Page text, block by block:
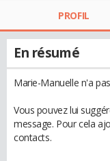
PROFIL
En résumé
Marie-Manuelle n'a
Vous pouvez lui
message. Pour cela
contacts.